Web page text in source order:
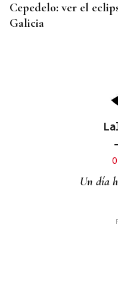
Cepedelo: ver el
Galicia
Un día